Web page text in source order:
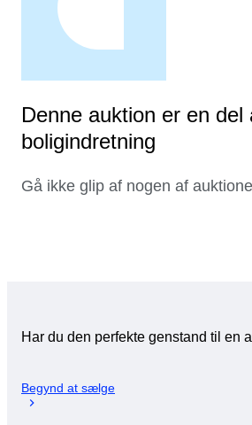
Denne auktion er en del
boligindretning
Gå ikke glip af nogen af
Har du den perfekte genstand til en
Begynd at sælge